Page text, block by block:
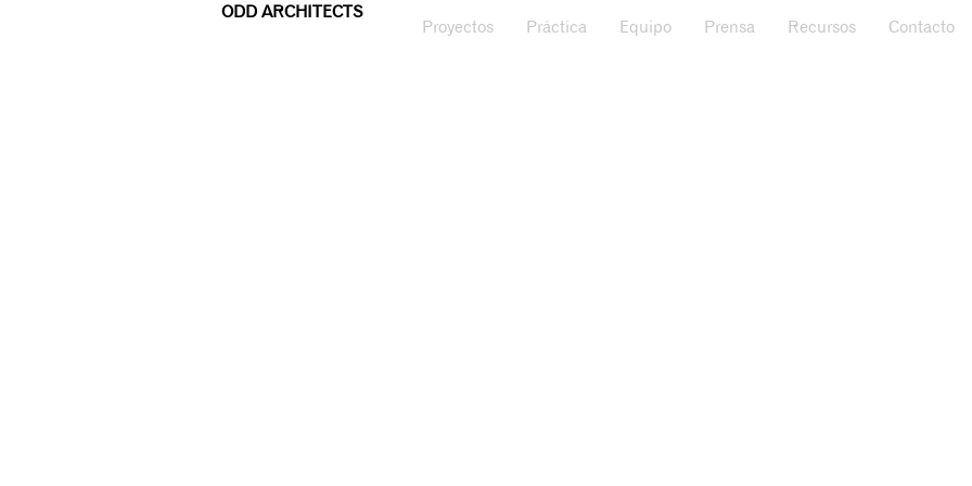
ODD ARCHITECTS
Proyectos Práctica Equipo Prensa Recursos Contacto